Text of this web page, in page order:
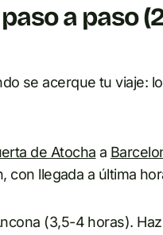
a paso
se acerque tu viaje:
de Atocha a
con llegada a última
(3,5-4 horas).